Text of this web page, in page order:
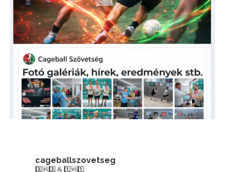
cageballszovetseg
3️⃣🆚3️⃣ & 1️⃣🆚1️⃣